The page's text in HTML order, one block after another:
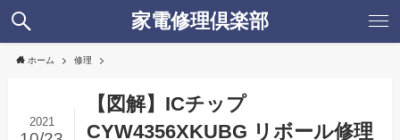
家電修理倶楽部
ホーム 修理
【図解】ICチップ
CYW4356XKUBG リボール修理
2021